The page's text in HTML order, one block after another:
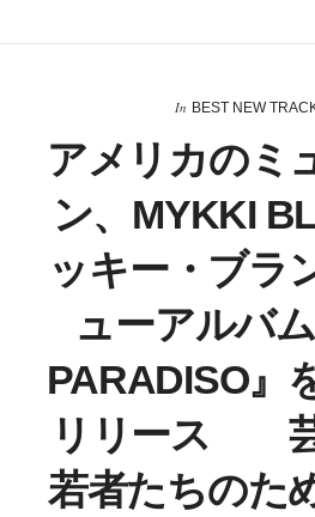
In BEST NEW
アメリカのミ
ン、MYKKI
ッキー・ブ
ューアルバ
PARADISO』
リリース 芸
若者たちのた